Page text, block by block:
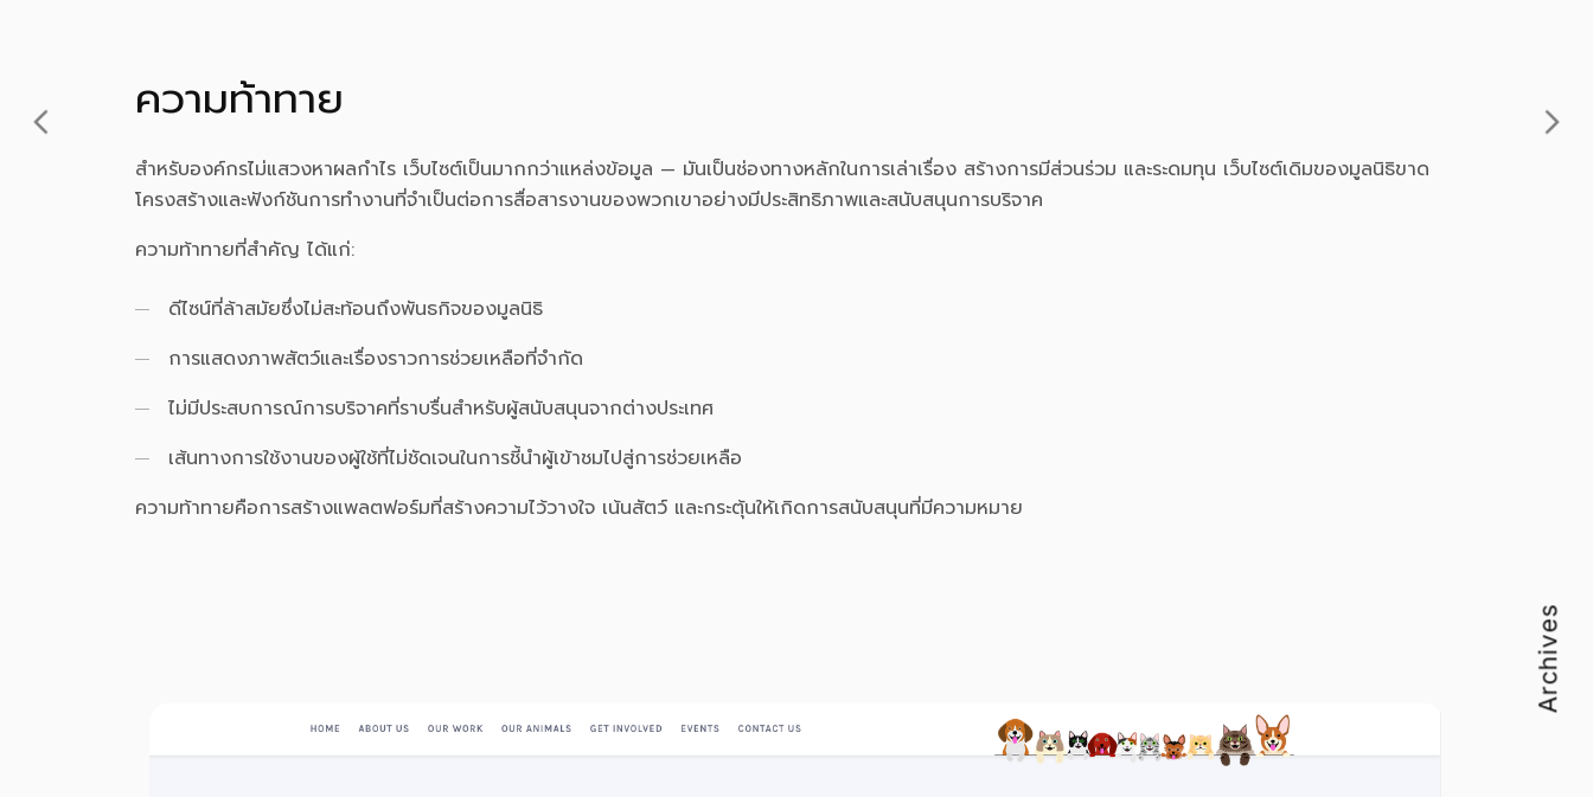
Archives
ความท้าทาย
สำหรับองค์กรไม่แสวงหาผลกำไร เว็บไซต์เป็นมากกว่าแหล่งข้อมูล — มันเป็นช่องทางหลักในการเล่าเรื่อง สร้างการมีส่วนร่วม และระดมทุน เว็บไซต์เดิมของมูลนิธิขาด
โครงสร้างและฟังก์ชันการทำงานที่จำเป็นต่อการสื่อสารงานของพวกเขาอย่างมีประสิทธิภาพและสนับสนุนการบริจาค
ความท้าทายที่สำคัญ ได้แก่:
ดีไซน์ที่ล้าสมัยซึ่งไม่สะท้อนถึงพันธกิจของมูลนิธิ
การแสดงภาพสัตว์และเรื่องราวการช่วยเหลือที่จำกัด
ไม่มีประสบการณ์การบริจาคที่ราบรื่นสำหรับผู้สนับสนุนจากต่างประเทศ
เส้นทางการใช้งานของผู้ใช้ที่ไม่ชัดเจนในการชี้นำผู้เข้าชมไปสู่การช่วยเหลือ
ความท้าทายคือการสร้างแพลตฟอร์มที่สร้างความไว้วางใจ เน้นสัตว์ และกระตุ้นให้เกิดการสนับสนุนที่มีความหมาย